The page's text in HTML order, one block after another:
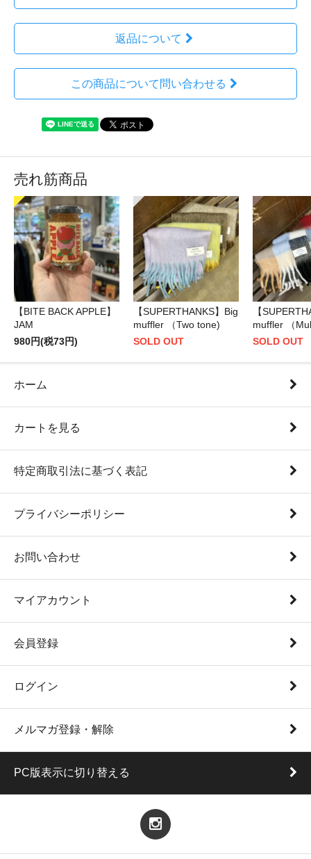
返品について
この商品について問い合わせる
売れ筋商品
【BITE BACK APPLE】
JAM
980円(税73円)
【SUPERTHANKS】Big
muffler （Two tone)
SOLD OUT
【
muffler （
SOLD OUT
ホーム
カートを見る
特定商取引法に基づく表記
プライバシーポリシー
お問い合わせ
マイアカウント
会員登録
ログイン
メルマガ登録・解除
PC版表示に切り替える